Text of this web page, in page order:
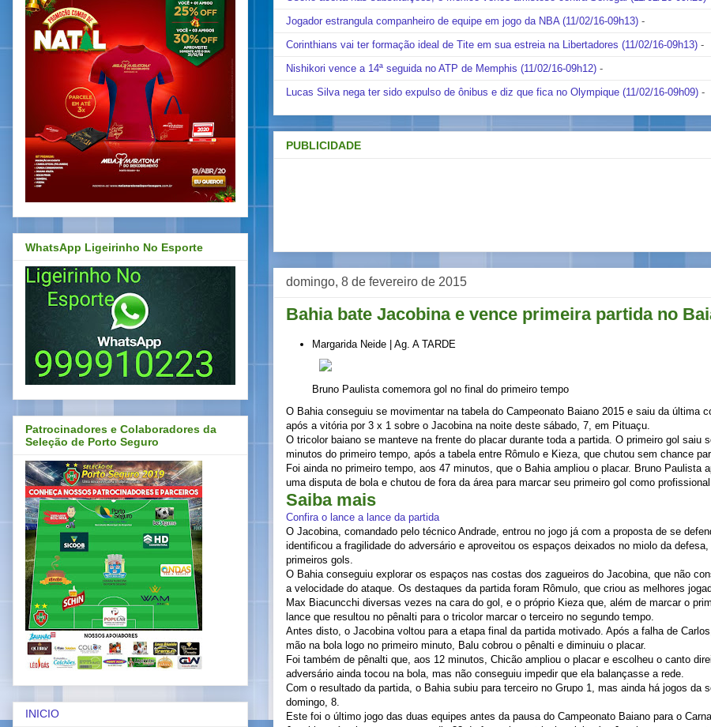
Jogador estrangula companheiro de equipe em jogo da NBA (11/02/16-09h13) -
Corinthians vai ter formação ideal de Tite em sua estreia na Libertadores (11/02/16-09h13) -
Nishikori vence a 14ª seguida no ATP de Memphis (11/02/16-09h12) -
Lucas Silva nega ter sido expulso de ônibus e diz que fica no Olympique (11/02/16-09h09) -
PUBLICIDADE
domingo, 8 de fevereiro de 2015
Bahia bate Jacobina e vence primeira partida no
Margarida Neide | Ag. A TARDE
Bruno Paulista comemora gol no final do primeiro tempo
O Bahia conseguiu se movimentar na tabela do Campeonato Baiano 2015 e saiu da última
após a vitória por 3 x 1 sobre o Jacobina na noite deste sábado, 7, em Pituaçu.
O tricolor baiano se manteve na frente do placar durante toda a partida. O primeiro gol saiu
minutos do primeiro tempo, após a tabela entre Rômulo e Kieza, que chutou sem chance
Foi ainda no primeiro tempo, aos 47 minutos, que o Bahia ampliou o placar. Bruno Paulista
uma disputa de bola e chutou de fora da área para marcar seu primeiro gol como profissional.
Saiba mais
Confira o lance a lance da partida
O Jacobina, comandado pelo técnico Andrade, entrou no jogo já com a proposta de se
identificou a fragilidade do adversário e aproveitou os espaços deixados no miolo da
primeiros gols.
O Bahia conseguiu explorar os espaços nas costas dos zagueiros do Jacobina, que não
a velocidade do ataque. Os destaques da partida foram Rômulo, que criou as melhores
Max Biacuncchi diversas vezes na cara do gol, e o próprio Kieza que, além de marcar o
lance que resultou no pênalti para o tricolor marcar o terceiro no segundo tempo.
Antes disto, o Jacobina voltou para a etapa final da partida motivado. Após a falha de
mão na bola logo no primeiro minuto, Balu cobrou o pênalti e diminuiu o placar.
Foi também de pênalti que, aos 12 minutos, Chicão ampliou o placar e escolheu o canto
adversário ainda tocou na bola, mas não conseguiu impedir que ela balançasse a rede.
Com o resultado da partida, o Bahia subiu para terceiro no Grupo 1, mas ainda há jogos da
domingo, 8.
Este foi o último jogo das duas equipes antes da pausa do Campeonato Baiano para o
WhatsApp Ligeirinho No Esporte
Patrocinadores e Colaboradores da
Seleção de Porto Seguro
INICIO